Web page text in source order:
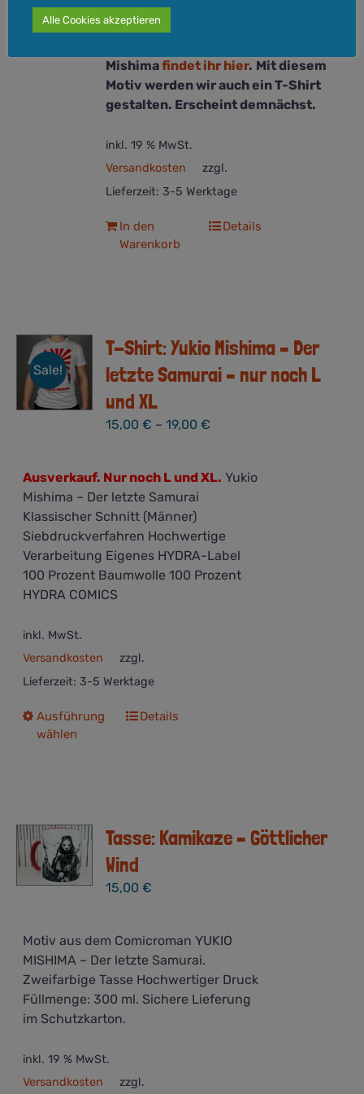
Druck
Größe
Mishimafindet ihr hier. Mit diesem
Motiv werden wir auch ein T-Shirt
gestalten. Erscheint demnächst.
inkl. 19 % MwSt.
zzgl.
Versandkosten
Lieferzeit: 3-5 Werktage
In den
Warenkorb
Details
Sale!
T-Shirt: Yukio Mishima – Der
letzte Samurai – nur noch L
und XL
15,00€ –19,00€
Ausverkauf. Nur noch L und XL. Yukio
Mishima – Der letzte Samurai
Klassischer Schnitt (Männer)
Siebdruckverfahren Hochwertige
Verarbeitung Eigenes HYDRA-Label
100 Prozent Baumwolle 100 Prozent
HYDRA COMICS
inkl. MwSt.
zzgl.
Versandkosten
Lieferzeit: 3-5 Werktage
Ausführung
wählen
Dieses
Die
können
auf
Details
Tasse: Kamikaze – Göttlicher
Wind
15,00€
Motiv aus dem Comicroman YUKIO
MISHIMA – Der letzte Samurai.
Zweifarbige Tasse Hochwertiger Druck
Füllmenge: 300 ml. Sichere Lieferung
im Schutzkarton.
inkl. 19 % MwSt.
zzgl.
Versandkosten
Alle Cookies akzeptieren